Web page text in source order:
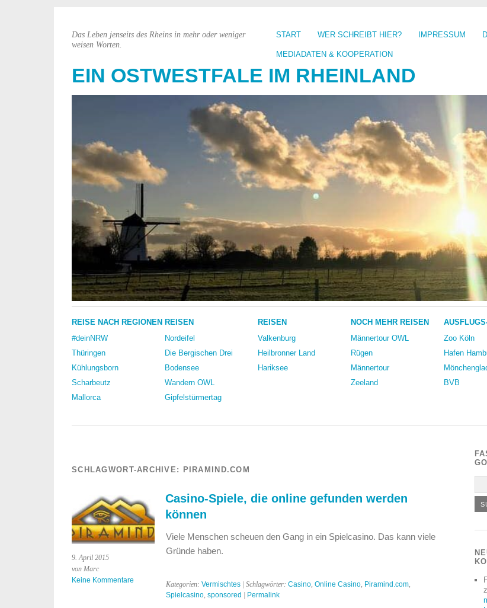
START WER SCHREIBT HIER? IMPRESSUM
MEDIADATEN & KOOPERATION
EIN OSTWESTFALE IM RHEINLAND
Das Leben jenseits des Rheins in mehr oder weniger
weisen Worten.
REISE NACH REGIONEN
#deinNRW
Thüringen
Kühlungsborn
Scharbeutz
Mallorca
REISEN
Nordeifel
Die Bergischen Drei
Bodensee
Wandern OWL
Gipfelstürmertag
REISEN
Valkenburg
Heilbronner Land
Hariksee
NOCH MEHR REISEN
Männertour OWL
Rügen
Männertour
Zeeland
Zoo Köln
Hafen
BVB
SCHLAGWORT-ARCHIVE: PIRAMIND.COM
9. April 2015
von Marc
Keine Kommentare
Casino-Spiele, die online gefunden werden
können
Viele Menschen scheuen den Gang in ein Spielcasino. Das kann viele
Gründe haben.
Kategorien: Vermischtes| Schlagwörter: Casino, Online Casino, Piramind.com,
Spielcasino, sponsored | Permalink